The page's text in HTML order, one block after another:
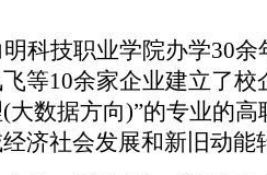
科技职业学院办学30
等10余家企业建立了
大数据方向)”的专业的
济社会发展和新旧动能